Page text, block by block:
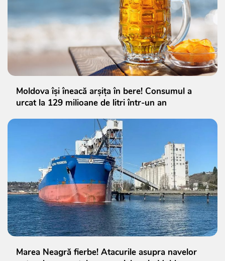
Moldova își îneacă arșița în bere! Consumul a
urcat la 129 milioane de litri într-un an
Marea Neagră fierbe! Atacurile asupra navelor